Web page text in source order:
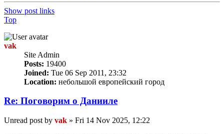
Show post links
Top
vak
Site Admin
Posts: 19400
Joined: Tue 06 Sep 2011, 23:32
Location: небольшой европейский город
Re: Поговорим o Данииле
Unread post by vak » Fri 14 Nov 2025, 12:22